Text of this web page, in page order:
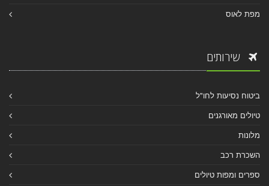
מפת לאוס
שירותים
ביטוח נסיעות לחו"ל
טיולים מאורגנים
מלונות
השכרת רכב
ספרים ומפות טיולים